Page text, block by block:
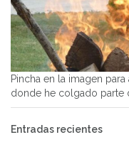
Pincha en la imagen
donde he colgado parte
Entradas recientes